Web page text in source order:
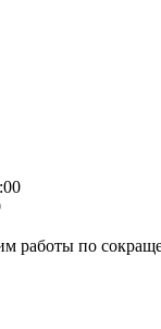
работы по